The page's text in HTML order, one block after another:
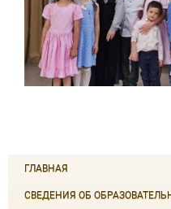
ГЛАВНАЯ
СВЕДЕНИЯ ОБ